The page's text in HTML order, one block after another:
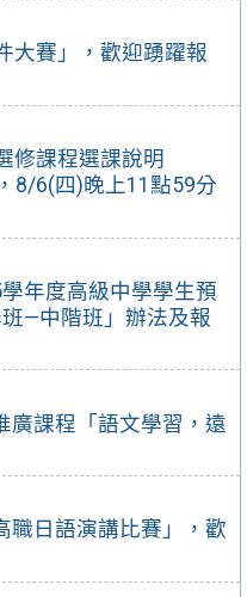
大賽」，歡迎踴躍報
修課程選課說明
8/6(四)晚上11點59分
年度高級中學學生預
—中階班」辦法及報
廣課程「語文學習，遠
職日語演講比賽」，歡